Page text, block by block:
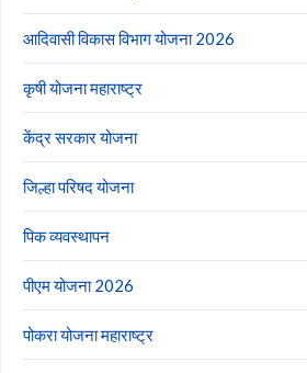
आदिवासी विकास विभाग योजना 2026
कृषी योजना महाराष्ट्र
केंद्र सरकार योजना
जिल्हा परिषद योजना
पिक व्यवस्थापन
पीएम योजना 2026
पोकरा योजना महाराष्ट्र